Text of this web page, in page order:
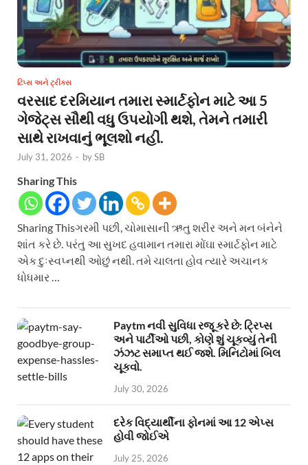
ટિપ્સ અને ટ્રીક્સ
વરસાદ દરમિયાન તમારા સ્માર્ટફોન માટે આ 5
ગેજેટ્સ સૌથી વધુ ઉપયોગી થશે, તેમને તમારી
સાથે રાખવાનું ભૂલશો નહીં.
July 31, 2026 - bySB
Sharing This
Sharing Thisગરમી પછી, ચોમાસાની ઋતુ શરીર અને મન બંનેને
શાંત કરે છે. પરંતુ આ સુખદ હવામાન તમારા મોંઘા સ્માર્ટફોન માટે
એક દુઃસ્વપ્નથી ઓછું નથી. તમે ચાલતા હોવ ત્યારે અચાનક
ધોધમાર …
Paytm નવી સુવિધા રજૂ કરે છે: ટ્રિપ્સ
અને પાર્ટીઓ પછી, કોણે શું ચૂકવ્યું તેની
ઝંઝટ સમાપ્ત થઈ જશે. મિનિટોમાં બિલ
ચૂકવો.
July 30, 2026
દરેક વિદ્યાર્થીના ફોનમાં આ 12 એપ્સ
હોવી જોઈએ
July 25, 2026